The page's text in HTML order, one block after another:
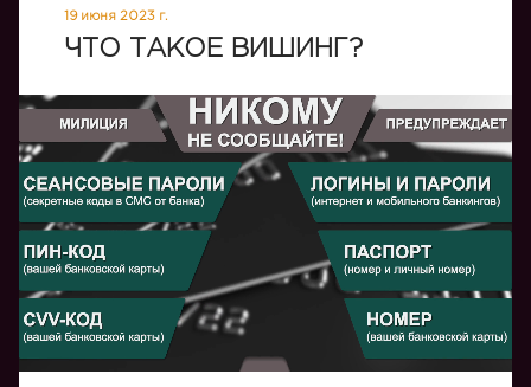
19 июня 2023 г.
ЧТО ТАКОЕ ВИШИНГ?